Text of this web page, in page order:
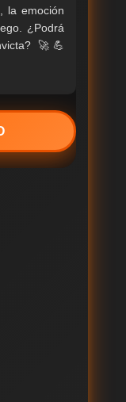
la emoción
¿Podrá
🚀💪